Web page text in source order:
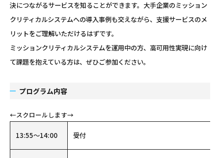
決につながるサービスを知ることができます。大手企業のミッション
クリティカルシステムへの導入事例も交えながら、支援サービスのメ
リットをご理解いただけるはずです。
ミッションクリティカルシステムを運用中の方、高可用性実現に向け
て課題を抱えている方は、ぜひご参加ください。
プログラム内容
13:55～14:00 受付